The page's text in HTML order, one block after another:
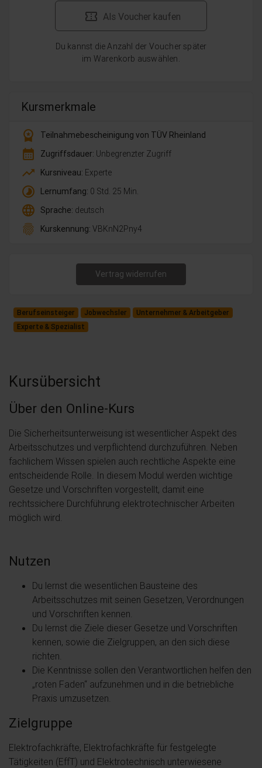
Als Voucher kaufen
Du kannst die Anzahl der Voucher später
im Warenkorb auswählen.
Kursmerkmale
workspace_premium
Teilnahmebescheinigung von TÜV Rheinland
calendar_month Zugriffsdauer: Unbegrenzter Zugriff
trending_up Kursniveau: Experte
timelapse Lernumfang: 0 Std. 25 Min.
language Sprache: deutsch
fingerprint Kurskennung: VBKnN2Pny4
Vertrag widerrufen
Berufseinsteiger Jobwechsler
Unternehmer & Arbeitgeber
Experte & Spezialist
Kursübersicht
Über den Online-Kurs
Die Sicherheitsunterweisung ist wesentlicher Aspekt des
Arbeitsschutzes und verpflichtend durchzuführen. Neben
fachlichem Wissen spielen auch rechtliche Aspekte eine
entscheidende Rolle. In diesem Modul werden wichtige
Gesetze und Vorschriften vorgestellt, damit eine
rechtssichere Durchführung elektrotechnischer Arbeiten
möglich wird.
Nutzen
Du lernst die wesentlichen Bausteine des
Arbeitsschutzes mit seinen Gesetzen, Verordnungen
und Vorschriften kennen.
Du lernst die Ziele dieser Gesetze und Vorschriften
kennen, sowie die Zielgruppen, an den sich diese
richten.
Die Kenntnisse sollen den Verantwortlichen helfen den
„roten Faden“ aufzunehmen und in die betriebliche
Praxis umzusetzen.
Zielgruppe
Elektrofachkräfte, Elektrofachkräfte für festgelegte
Tätigkeiten (EffT) und Elektrotechnisch unterwiesene